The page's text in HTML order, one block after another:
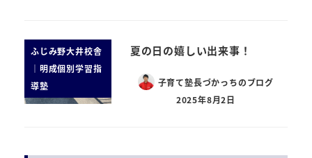
ふじみ野大井校舎
｜明成個別学習指
導塾
夏の日の嬉しい出来事！
子育て塾長づかっちのブログ
2025年8月2日